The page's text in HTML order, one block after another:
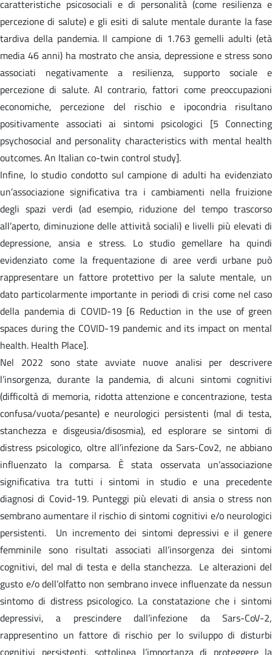
caratteristiche psicosociali e di personalità (come resilienza e
percezione di salute) e gli esiti di salute mentale durante la fase
tardiva della pandemia. Il campione di 1.763 gemelli adulti (età
media 46 anni) ha mostrato che ansia, depressione e stress sono
associati negativamente a resilienza, supporto sociale e
percezione di salute. Al contrario, fattori come preoccupazioni
economiche, percezione del rischio e ipocondria risultano
positivamente associati ai sintomi psicologici [5 Connecting
psychosocial and personality characteristics with mental health
outcomes. An Italian co-twin control study].
Infine, lo studio condotto sul campione di adulti ha evidenziato
un’associazione significativa tra i cambiamenti nella fruizione
degli spazi verdi (ad esempio, riduzione del tempo trascorso
all’aperto, diminuzione delle attività sociali) e livelli più elevati di
depressione, ansia e stress. Lo studio gemellare ha quindi
evidenziato come la frequentazione di aree verdi urbane può
rappresentare un fattore protettivo per la salute mentale, un
dato particolarmente importante in periodi di crisi come nel caso
della pandemia di COVID-19 [6 Reduction in the use of green
spaces during the COVID-19 pandemic and its impact on mental
health. Health Place].
Nel 2022 sono state avviate nuove analisi per descrivere
l’insorgenza, durante la pandemia, di alcuni sintomi cognitivi
(difficoltà di memoria, ridotta attenzione e concentrazione, testa
confusa/vuota/pesante) e neurologici persistenti (mal di testa,
stanchezza e disgeusia/disosmia), ed esplorare se sintomi di
distress psicologico, oltre all’infezione da Sars-Cov2, ne abbiano
influenzato la comparsa. È stata osservata un’associazione
significativa tra tutti i sintomi in studio e una precedente
diagnosi di Covid-19. Punteggi più elevati di ansia o stress non
sembrano aumentare il rischio di sintomi cognitivi e/o neurologici
persistenti. Un incremento dei sintomi depressivi e il genere
femminile sono risultati associati all’insorgenza dei sintomi
cognitivi, del mal di testa e della stanchezza. Le alterazioni del
gusto e/o dell’olfatto non sembrano invece influenzate da nessun
sintomo di distress psicologico. La constatazione che i sintomi
depressivi, a prescindere dall’infezione da Sars-CoV-2,
rappresentino un fattore di rischio per lo sviluppo di disturbi
cognitivi persistenti, sottolinea l’importanza di proteggere la